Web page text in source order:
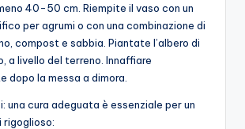
40-50 cm. Riempite il vaso con un
per agrumi o con una combinazione di
compost e sabbia. Piantate l’albero di
a livello del terreno. Innaffiare
dopo la messa a dimora.
una cura adeguata è essenziale per un
rigoglioso: